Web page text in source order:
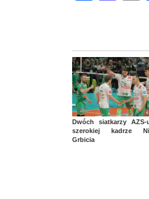
Dwóch siatkarzy
szerokiej kadrze
Grbicia